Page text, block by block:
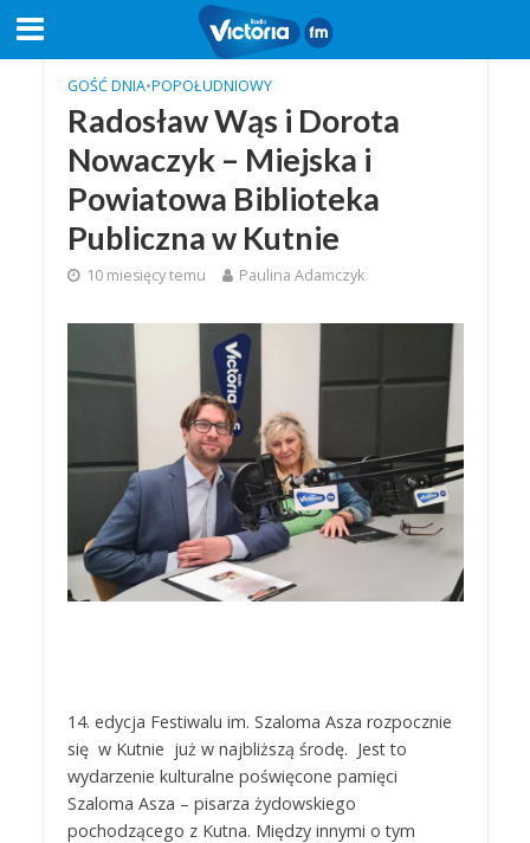
GOŚĆ DNIA•POPOŁUDNIOWY
Radosław Wąs i Dorota
Nowaczyk – Miejska i
Powiatowa Biblioteka
Publiczna w Kutnie
10 miesięcy temu Paulina Adamczyk
14. edycja Festiwalu im. Szaloma Asza rozpocznie
się w Kutnie już w najbliższą środę. Jest to
wydarzenie kulturalne poświęcone pamięci
Szaloma Asza – pisarza żydowskiego
pochodzącego z Kutna. Między innymi o tym